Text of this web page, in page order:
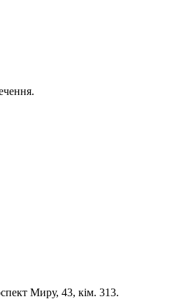
Миру, 43, кім. 313.